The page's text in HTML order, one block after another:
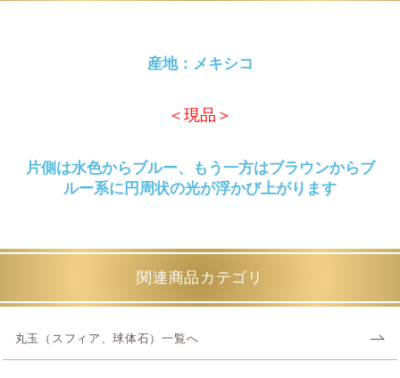
産地：メキシコ
＜現品＞
片側は水色からブルー、もう一方はブラウンからブ
ルー系に円周状の光が浮かび上がります
関連商品カテゴリ
丸玉（スフィア、球体石）一覧へ